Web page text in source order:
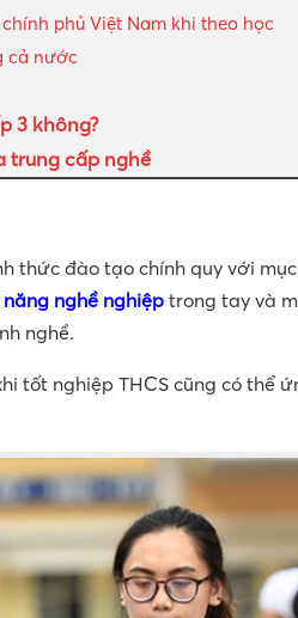
phủ Việt Nam khi theo học
cả nước
3 không?
trung cấp nghề
thức đào tạo chính quy với
năng nghề nghiệp trong tay và
nghề.
tốt nghiệp THCS cũng có thể